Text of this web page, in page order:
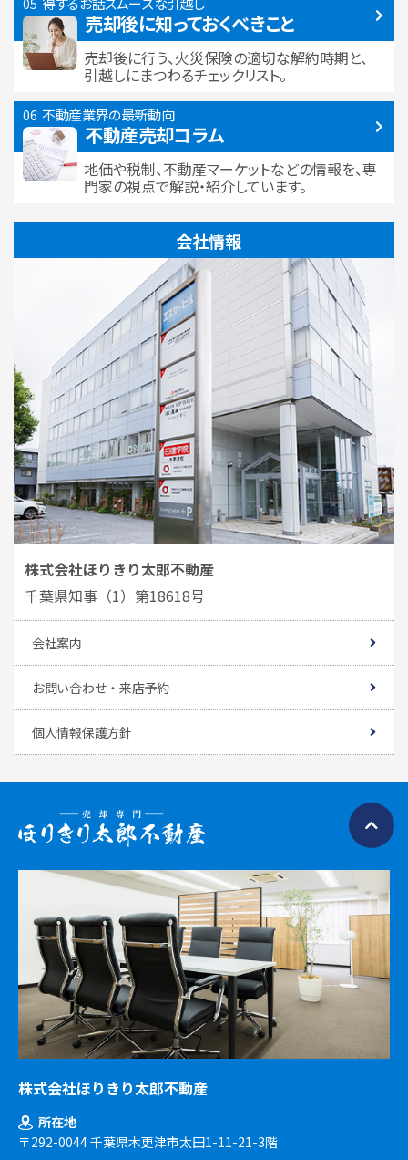
売却後に知っておくべきこと
売却後に行う、火災保険の適切な解約時期と、
引越しにまつわるチェックリスト。
不動産業界の最新動向
不動産売却コラム
地価や税制、不動産マーケットなどの情報を、専
門家の視点で解説・紹介しています。
会社情報
株式会社ほりきり太郎不動産
千葉県知事（1）第18618号
会社案内
お問い合わせ・来店予約
個人情報保護方針
株式会社ほりきり太郎不動産
所在地
〒292-0044 千葉県木更津市太田1-11-21-3階